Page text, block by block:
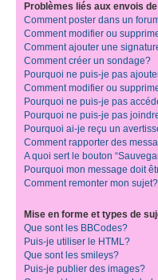
Problèmes liés aux envois
Comment poster dans un
Comment modifier ou
Comment ajouter une
Comment créer un sondage?
Pourquoi ne puis-je pas
Comment modifier ou
Pourquoi ne puis-je pas
Pourquoi ne puis-je pas
Pourquoi ai-je reçu un
Comment rapporter des
A quoi sert le bouton
Pourquoi mon message doit
Comment remonter mon sujet?
Mise en forme et types de
Que sont les BBCodes?
Puis-je utiliser le HTML?
Que sont les smileys?
Puis-je publier des images?